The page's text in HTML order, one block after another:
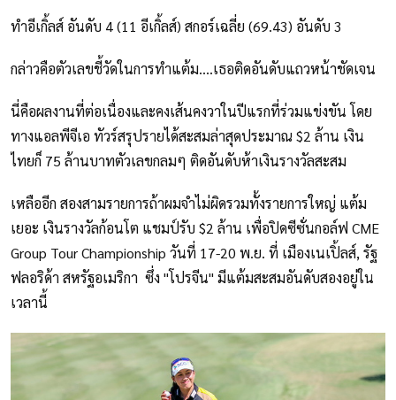
ทำอีเกิ้ลส์ อันดับ 4 (11 อีเกิ้ลส์) สกอร์เฉลี่ย (69.43) อันดับ 3
กล่าวคือตัวเลขชี้วัดในการทำแต้ม....เธอติดอันดับแถวหน้าชัดเจน
นี่คือผลงานที่ต่อเนื่องและคงเส้นคงวาในปีแรกที่ร่วมแข่งขัน โดย
ทางแอลพีจีเอ ทัวร์สรุปรายได้สะสมล่าสุดประมาณ $2 ล้าน เงิน
ไทยก็ 75 ล้านบาทตัวเลขกลมๆ ติดอันดับห้าเงินรางวัลสะสม
เหลืออีก สองสามรายการถ้าผมจำไม่ผิดรวมทั้งรายการใหญ่ แต้ม
เยอะ เงินรางวัลก้อนโต แชมป์รับ $2 ล้าน เพื่อปิดซีซั่นกอล์ฟ CME
Group Tour Championship วันที่ 17-20 พ.ย. ที่ เมืองเนเปิ้ลส์, รัฐ
ฟลอริด้า สหรัฐอเมริกา ซึ่ง "โปรจีน" มีแต้มสะสมอันดับสองอยู่ใน
เวลานี้